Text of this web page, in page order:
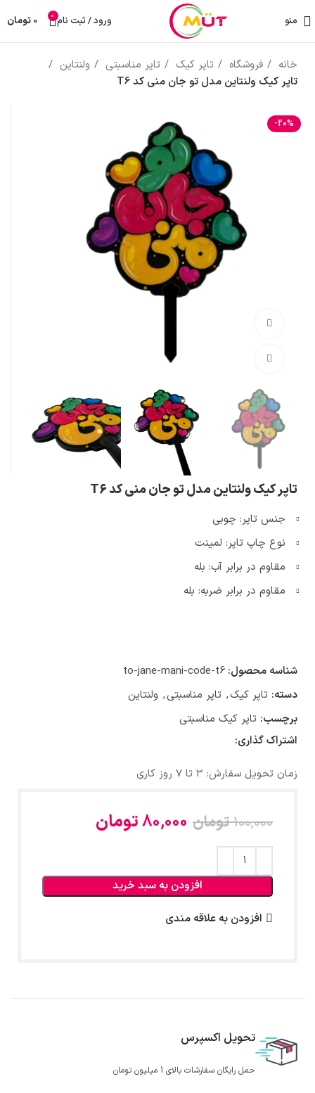
منو ورود / ثبت نام 0
0 تومان
خانه فروشگاه تاپر کیک تاپر مناسبتی
ولنتاین
تاپر کیک ولنتاین مدل تو جان منی کد T6
-20%
تاپر کیک ولنتاین مدل تو جان منی کد T6
جنس تاپر: چوبی
نوع چاپ تاپر: لمینت
مقاوم در برابر آب: بله
مقاوم در برابر ضربه: بله
شناسه محصول: to-jane-mani-code-t6
دسته: تاپر کیک, تاپر مناسبتی, ولنتاین
برچسب: تاپر کیک مناسبتی
اشتراک گذاری:
زمان تحویل سفارش: 3 تا 7 روز کاری
100,000تومان 80,000تومان
افزودن به سبد خرید
افزودن به علاقه مندی
تحویل اکسپرس
حمل رایگان سفارشات بالای 1 میلیون تومان